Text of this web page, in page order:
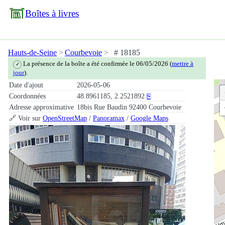
Boîtes à livres
Hauts-de-Seine Courbevoie # 18185
✓ La présence de la boîte a été confirmée le 06/05/2026 (mettre à
jour).
Date d'ajout
2026-05-06
Coordonnées
48.8961185, 2.2521892 ⎘
Adresse approximative 18bis Rue Baudin 92400 Courbevoie
🔗 Voir sur OpenStreetMap / Panoramax / Google Maps